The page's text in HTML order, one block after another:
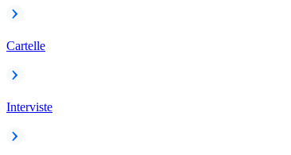
Cartelle
Interviste